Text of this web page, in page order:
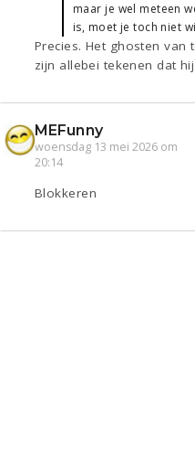
maar je wel meteen
is, moet je toch niet
Precies. Het ghosten van
zijn allebei tekenen dat
MEFunny
woensdag 13 mei 2026 om
20:14
Blokkeren